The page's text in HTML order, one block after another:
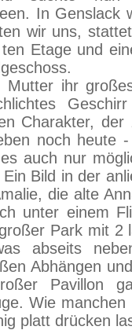
In
wir uns,
Etage und
ihr
Charakter,
noch heute
auch nur
Bild in der
die alte
unter einem
Park mit 2
abseits
Abhängen
Pavillon
Wie
platt drücken